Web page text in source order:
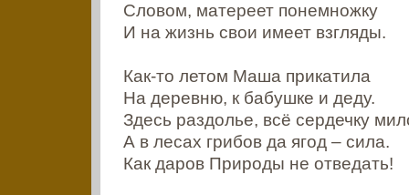
Словом, матереет понемножку
И на жизнь свои имеет взгляды.
Как-то летом Маша прикатила
На деревню, к бабушке и деду.
Здесь раздолье, всё сердечку
А в лесах грибов да ягод – сила.
Как даров Природы не отведать!